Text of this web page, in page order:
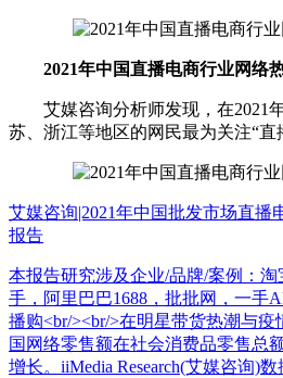
2021年中国直播电商行业网络
艾媒咨询分析师发现，在2021年
苏、浙江等地区的网民最为关注“直
艾媒咨询|2021年中国批发市场直播
报告
本报告研究涉及企业/品牌/案例：
手，阿里巴巴1688，批批网，一手
播购<br/><br/>在明星带货热潮与
国网络零售额在社会消费品零售总
增长。iiMedia Research(艾媒咨询)